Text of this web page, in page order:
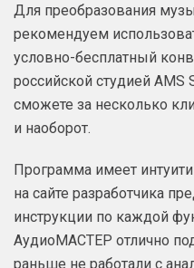
Для преобразования
рекомендуем
условно-бесплатный
российской студией AMS
сможете за несколько
и наоборот.
Программа имеет
на сайте разработчика
инструкции по каждой
АудиоМАСТЕР отлично
раньше не работали с